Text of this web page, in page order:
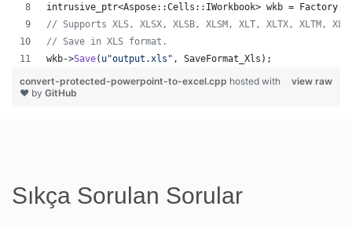
intrusive_ptr<Aspose::Cells::IWorkbook> wkb =
// Supports XLS, XLSX, XLSB, XLSM, XLT, XLTX, XLTM,
// Save in XLS format.
wkb->Save( u"output.xls " , SaveFormat_Xls);
view raw
convert-protected-powerpoint-to-excel.cpp hosted with
❤ by GitHub
Sıkça Sorulan Sorular